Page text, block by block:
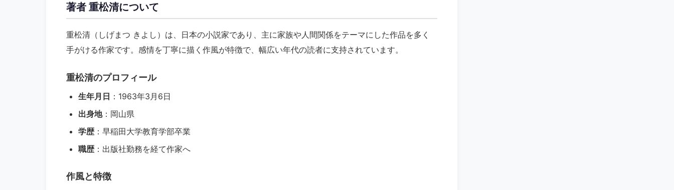
著者 重松清について
重松清（しげまつ きよし）は、日本の小説家であり、主に家族や人間関係をテーマにした作品を多く
手がける作家です。感情を丁寧に描く作風が特徴で、幅広い年代の読者に支持されています。
重松清のプロフィール
生年月日 ：1963年3月6日
出身地：岡山県
学歴 ：早稲田大学教育学部卒業
職歴 ：出版社勤務を経て作家へ
作風と特徴